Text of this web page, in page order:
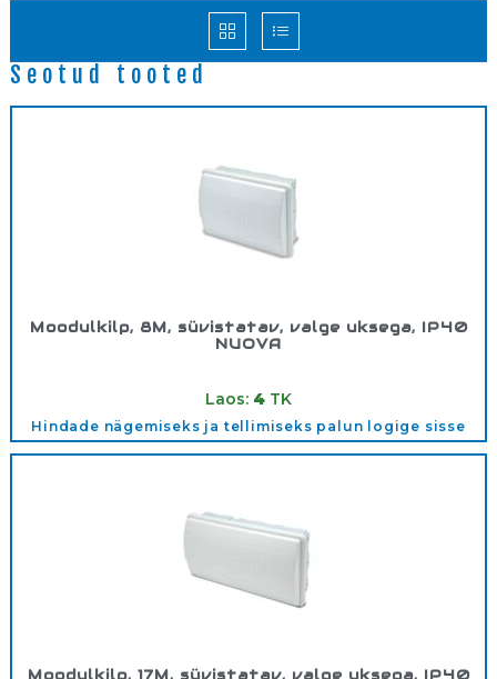
Seotud tooted
Moodulkilp, 8M, süvistatav, valge uksega, IP40
NUOVA
Laos: 4 TK
Hindade nägemiseks ja tellimiseks palun logige sisse